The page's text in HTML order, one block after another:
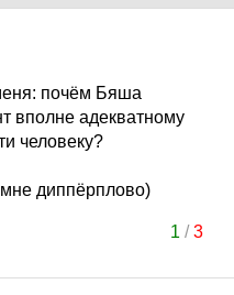
почём Бяша
вполне адекватному
человеку?
диппёрплово)
1 /3